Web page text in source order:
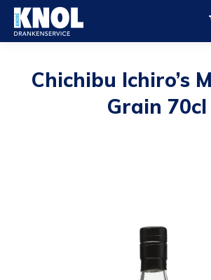
Chichibu Ichiro’s
Grain 70cl